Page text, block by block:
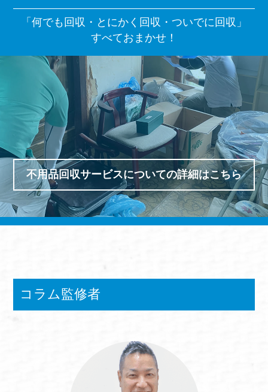
「何でも回収・とにかく回収・ついでに回収」
すべておまかせ！
不用品回収サービスについての詳細はこちら
コラム監修者